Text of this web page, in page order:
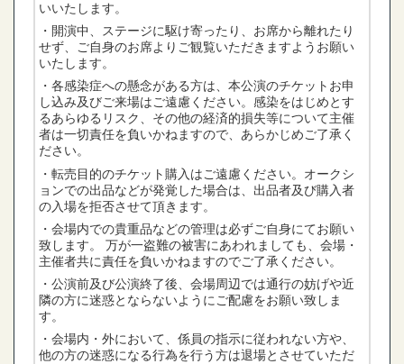
いいたします。
・開演中、ステージに駆け寄ったり、お席から離れたり
せず、ご自身のお席よりご観覧いただきますようお願い
いたします。
・各感染症への懸念がある方は、本公演のチケットお申
し込み及びご来場はご遠慮ください。感染をはじめとす
るあらゆるリスク、その他の経済的損失等について主催
者は一切責任を負いかねますので、あらかじめご了承く
ださい。
・転売目的のチケット購入はご遠慮ください。オークシ
ョンでの出品などが発覚した場合は、出品者及び購入者
の入場を拒否させて頂きます。
・会場内での貴重品などの管理は必ずご自身にてお願い
致します。 万が一盗難の被害にあわれましても、会場・
主催者共に責任を負いかねますのでご了承ください。
・公演前及び公演終了後、会場周辺では通行の妨げや近
隣の方に迷惑とならないようにご配慮をお願い致しま
す。
・会場内・外において、係員の指示に従われない方や、
他の方の迷惑になる行為を行う方は退場とさせていただ